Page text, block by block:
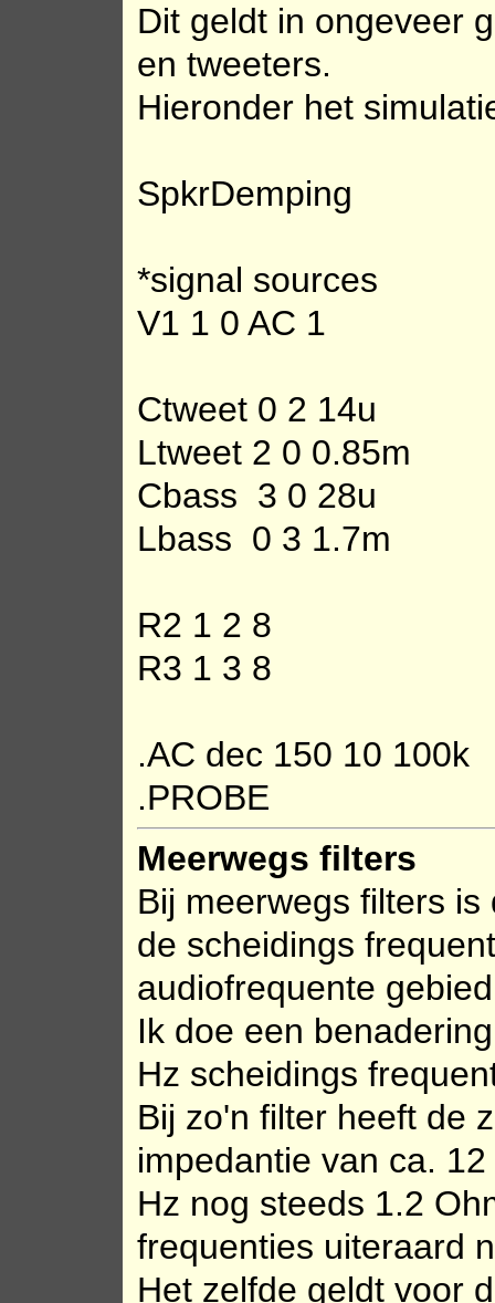
Dit geldt in ongeveer
en tweeters.
Hieronder het
SpkrDemping
*signal sources
V1 1 0 AC 1
Ctweet 0 2 14u
Ltweet 2 0 0.85m
Cbass 3 0 28u
Lbass 0 3 1.7m
R2 1 2 8
R3 1 3 8
.AC dec 150 10 100k
.PROBE
Meerwegs filters
Bij meerwegs filters
de scheidings
audiofrequente
Ik doe een
Hz scheidings
Bij zo'n filter heeft de
impedantie van ca.
Hz nog steeds 1.2
frequenties uiteraard
Het zelfde geldt voor